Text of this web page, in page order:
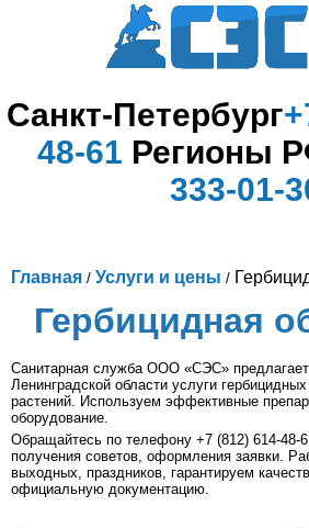
Санкт-Петербург
48-61 Регионы
333-01-
Дезинсекция
Дезинфекция
Дератизация грызунов
Услуги и цены
Контакты СЭС
Гарантии
О компании
Отзывы
Главная / Услуги и цены /
Гербицидная
Санитарная служба ООО «СЭС» предлагает
Ленинградской области услуги
растений. Используем эффективные
оборудование.
Обращайтесь по телефону +7 (812) 614-48-
получения советов, оформления заявки.
выходных, праздников, гарантируем
официальную документацию.